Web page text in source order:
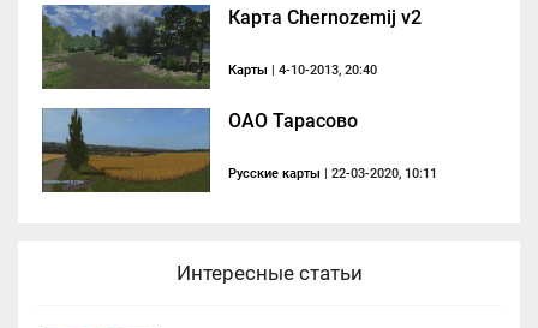
Карта Chernozemij v2
Карты | 4-10-2013, 20:40
ОАО Тарасово
Русские карты | 22-03-2020, 10:11
Интересные статьи